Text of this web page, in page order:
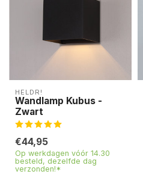
HELDR!
Wandlamp Kubus -
Zwart
€44,95
Op werkdagen vóór 14.30
besteld, dezelfde dag
verzonden!*